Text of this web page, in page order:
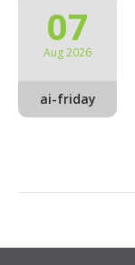
07
Aug 2026
ai-friday